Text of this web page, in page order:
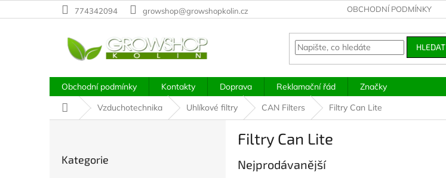
na
774342094 growshop@growshopkolin.cz OBCHODNÍ PODMÍNKY
HLEDAT
Obchodní podmínky Kontakty Doprava Reklamační řád
Značky
Domů Vzduchotechnika Uhlíkové filtry CAN Filters Filtry Can Lite
kategorie
Kategorie
Filtry Can Lite
Nejprodávanější